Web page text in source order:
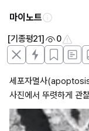
마이노트
[기종평21] 0
세포자멸사
사진에서 뚜렷하게 관